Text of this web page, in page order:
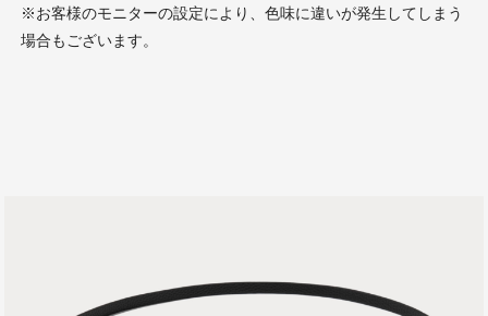
※お客様のモニターの設定により、色味に違いが発生してしまう
場合もございます。